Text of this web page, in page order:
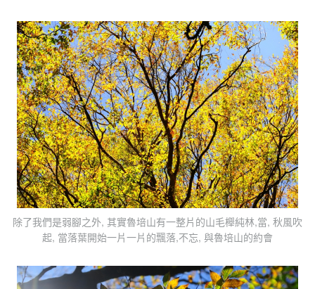
除了我們是弱腳之外, 其實魯培山有一整片的山毛櫸純林,當, 秋風吹
起, 當落葉開始一片一片的飄落,不忘, 與魯培山的約會